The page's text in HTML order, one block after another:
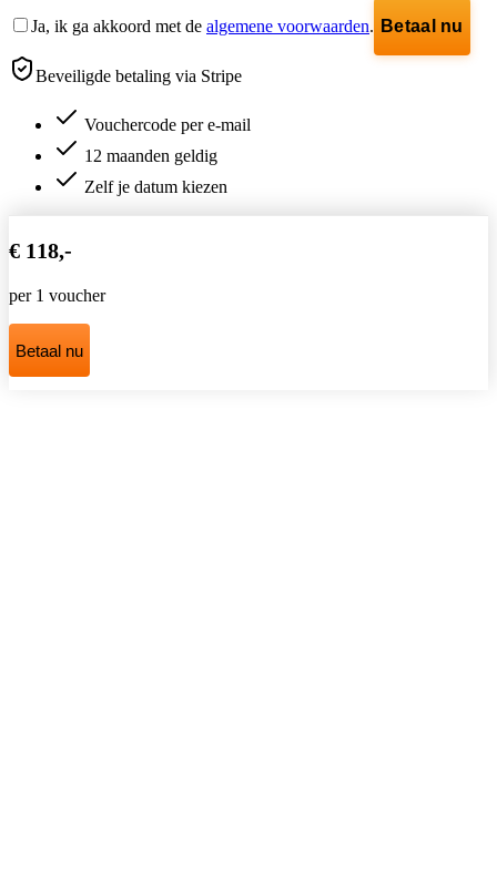
Ja, ik ga akkoord met de algemene voorwaarden. Betaal nu
Beveiligde betaling via Stripe
Vouchercode per e-mail
12 maanden geldig
Zelf je datum kiezen
€ 118,-
per 1 voucher
Betaal nu